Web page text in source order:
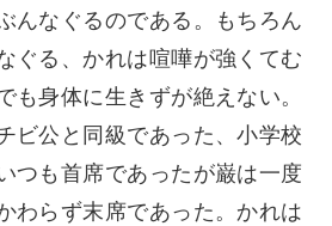
んなぐるのである。もちろん
ぐる、かれは喧嘩が強くてむ
も身体に生きずが絶えない。
ビ公と同級であった、小学校
つも首席であったが巌は一度
わらず末席であった。かれは